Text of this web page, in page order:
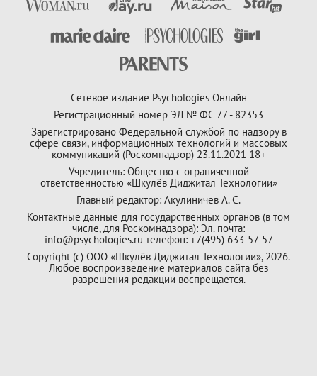
Сетевое издание Psychologies Онлайн
Регистрационный номер ЭЛ № ФС 77 - 82353
Зарегистрировано Федеральной службой по надзору в
сфере связи, информационных технологий и массовых
коммуникаций (Роскомнадзор) 23.11.2021 18+
Учредитель: Общество с ограниченной
ответственностью «Шкулёв Диджитал Технологии»
Главный редактор: Акулиничев А. С.
Контактные данные для государственных органов (в том
числе, для Роскомнадзора): Эл. почта:
info@psychologies.ru телефон: +7(495) 633-57-57
Copyright (с) ООО «Шкулёв Диджитал Технологии», 2026.
Любое воспроизведение материалов сайта без
разрешения редакции воспрещается.